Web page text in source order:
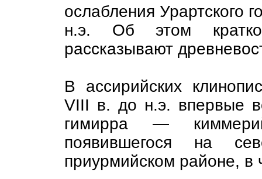
ослабления Урартского
н.э. Об этом
рассказывают
В ассирийских
VIII в. до н.э. впервые
гимирра —
появившегося на
приурмийском районе, в